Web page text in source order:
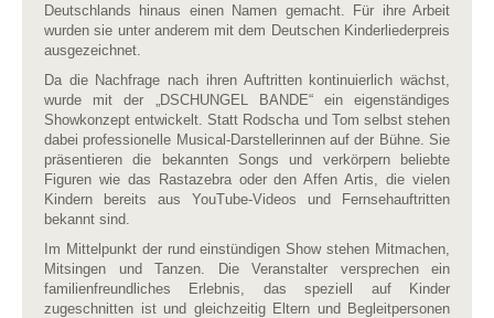
Deutschlands hinaus einen Namen gemacht. Für ihre Arbeit
wurden sie unter anderem mit dem Deutschen Kinderliederpreis
ausgezeichnet.
Da die Nachfrage nach ihren Auftritten kontinuierlich wächst,
wurde mit der „DSCHUNGEL BANDE“ ein eigenständiges
Showkonzept entwickelt. Statt Rodscha und Tom selbst stehen
dabei professionelle Musical-Darstellerinnen auf der Bühne. Sie
präsentieren die bekannten Songs und verkörpern beliebte
Figuren wie das Rastazebra oder den Affen Artis, die vielen
Kindern bereits aus YouTube-Videos und Fernsehauftritten
bekannt sind.
Im Mittelpunkt der rund einstündigen Show stehen Mitmachen,
Mitsingen und Tanzen. Die Veranstalter versprechen ein
familienfreundliches Erlebnis, das speziell auf Kinder
zugeschnitten ist und gleichzeitig Eltern und Begleitpersonen